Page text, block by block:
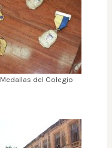
Medallas del Colegio